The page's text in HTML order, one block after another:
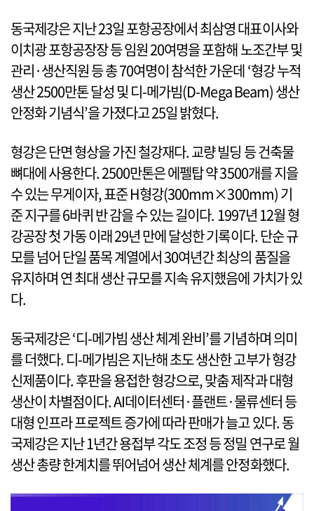
동국제강은 지난 23일 포항공장에서 최삼영 대표이사와
이치광 포항공장장 등 임원 20여명을 포함해 노조간부 및
관리·생산직원 등 총 70여명이 참석한 가운데 ‘형강 누적
생산 2500만톤 달성 및 디-메가빔(D-Mega Beam) 생산
안정화 기념식’을 가졌다고 25일 밝혔다.
형강은 단면 형상을 가진 철강재다. 교량 빌딩 등 건축물
뼈대에 사용한다. 2500만톤은 에펠탑 약 3500개를 지을
수 있는 무게이자, 표준 H형강(300mm×300mm) 기
준 지구를 6바퀴 반 감을 수 있는 길이다. 1997년 12월 형
강공장 첫 가동 이래 29년 만에 달성한 기록이다. 단순 규
모를 넘어 단일 품목 계열에서 30여년간 최상의 품질을
유지하며 연 최대 생산 규모를 지속 유지했음에 가치가 있
다.
동국제강은 ‘디-메가빔 생산 체계 완비’를 기념하며 의미
를 더했다. 디-메가빔은 지난해 초도 생산한 고부가 형강
신제품이다. 후판을 용접한 형강으로, 맞춤 제작과 대형
생산이 차별점이다. AI데이터센터·플랜트·물류센터 등
대형 인프라 프로젝트 증가에 따라 판매가 늘고 있다. 동
국제강은 지난 1년간 용접부 각도 조정 등 정밀 연구로 월
생산 총량 한계치를 뛰어넘어 생산 체계를 안정화했다.